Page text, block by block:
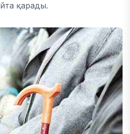
қарады.